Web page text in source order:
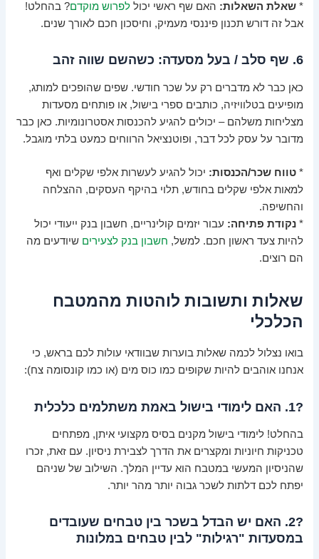
*שאלת השאלות: האם שף ראשי יכוללפרוש מוקדם? בהחלט!
אבל זה דורש תכנון פיננסי מעמיק, וחיסכון חכם לאורך שנים.
6. שף סלב / בעל מסעדה: כשהשם שווה זהב
כאן כבר לא מדברים רק על שכר חודשי. שפים שהופכים למותג,
מופיעים בטלוויזיה, כותבים ספרי בישול, או פותחים מסעדות
מצליחות משלהם – יכולים להגיע להכנסות אסטרונומיות. כאן כבר
מדובר על עסק לכל דבר, ופוטנציאל הרווחים כמעט בלתי מוגבל.
*טווח שכר/הכנסות: יכול להגיע לעשרות אלפי שקלים ואף
למאות אלפי שקלים בחודש, תלוי בהיקף העסקים, ההצלחה
והחשיפה.
*נקודת פתיחה: עבור יזמים קולינריים, חשבון בנק ייעודי יכול
להיות צעד ראשון חכם. למשל, חשבון בנק לצעירים שיודעים מה
הם רוצים.
שאלות ותשובות לוהטות מהמטבח
הכלכלי
בואו נצלול לכמה שאלות בוערות שבוודאי עולות לכם בראש, כי
אנחנו אוהבים להיות שקופים כמו כוס מים (או כמו קונסומה צח):
?1. האם לימודי בישול באמת משתלמים כלכלית
בהחלט! לימודי בישול מקנים בסיס מקצועי איתן, מפתחים
טכניקות חיוניות ומקצרים את הדרך לצבירת ניסיון. עם זאת, זכרו
שהניסיון המעשי במטבח הוא עדיין המלך. השילוב של שניהם
יפתח לכם דלתות לשכר גבוה יותר מהר יותר.
?2. האם יש הבדל בשכר בין טבחים שעובדים
במסעדות "רגילות" לבין טבחים במלונות